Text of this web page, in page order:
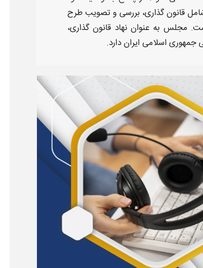
قانون گذاری، بررسی و تصویب طرح
مجلس به عنوان نهاد قانون گذاری،
جمهوری اسلامیایراندارد.